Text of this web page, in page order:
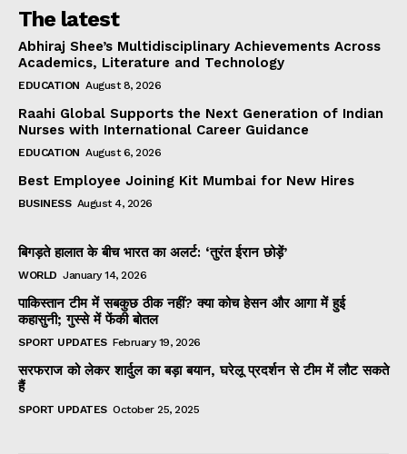
The latest
Abhiraj Shee’s Multidisciplinary Achievements Across
Academics, Literature and Technology
EDUCATION August 8, 2026
Raahi Global Supports the Next Generation of Indian
Nurses with International Career Guidance
EDUCATION August 6, 2026
Best Employee Joining Kit Mumbai for New Hires
BUSINESS August 4, 2026
बिगड़ते हालात के बीच भारत का अलर्ट: ‘तुरंत ईरान छोड़ें’
WORLD January 14, 2026
पाकिस्तान टीम में सबकुछ ठीक नहीं? क्या कोच हेसन और आगा में हुई
कहासुनी; गुस्से में फेंकी बोतल
SPORT UPDATES February 19, 2026
सरफराज को लेकर शार्दुल का बड़ा बयान, घरेलू प्रदर्शन से टीम में लौट सकते
हैं
SPORT UPDATES October 25, 2025